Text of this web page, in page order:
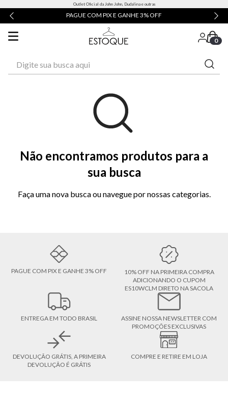
Outlet Oficial da John John, Dudalina e outras
PAGUE COM PIX E GANHE 3% OFF
0
Não encontramos produtos para a
sua busca
Faça uma nova busca ou navegue por nossas categorias.
PAGUE COM PIX E GANHE 3% OFF
10% OFF NA PRIMEIRA COMPRA
ADICIONANDO O CUPOM
ES10WCLM DIRETO NA SACOLA
ENTREGA EM TODO BRASIL
ASSINE NOSSA NEWSLETTER COM
PROMOÇÕES EXCLUSIVAS
DEVOLUÇÃO GRÁTIS, A PRIMEIRA
DEVOLUÇÃO É GRÁTIS
COMPRE E RETIRE EM LOJA